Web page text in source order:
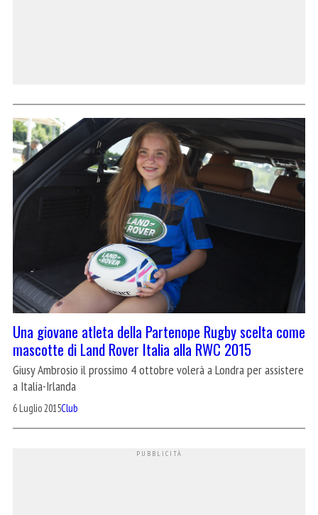
Una giovane atleta della Partenope Rugby scelta come
mascotte di Land Rover Italia alla RWC 2015
Giusy Ambrosio il prossimo 4 ottobre volerà a Londra per assistere
a Italia-Irlanda
6 Luglio 2015Club